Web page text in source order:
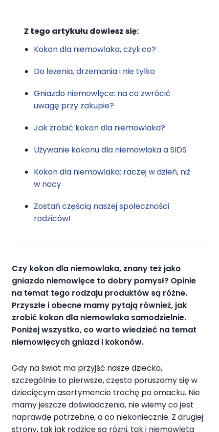
Z tego artykułu dowiesz się:
Kokon dla niemowlaka, czyli co?
Do leżenia, drzemania i nie tylko
Gniazdo niemowlęce: na co zwrócić
uwagę przy zakupie?
Jak zrobić kokon dla niemowlaka?
Używanie kokonu dla niemowlaka a SIDS
Kokon dla niemowlaka: raczej w dzień, niż
w nocy
Zostań częścią naszej społeczności
rodziców!
Czy kokon dla niemowlaka, znany też jako
gniazdo niemowlęce to dobry pomysł? Opinie
na temat tego rodzaju produktów są różne.
Przyszłe i obecne mamy pytają również, jak
zrobić kokon dla niemowlaka samodzielnie.
Poniżej wszystko, co warto wiedzieć na temat
niemowlęcych gniazd i kokonów.
Gdy na świat ma przyjść nasze dziecko,
szczególnie to pierwsze, często poruszamy się w
dziecięcym asortymencie trochę po omacku. Nie
mamy jeszcze doświadczenia, nie wiemy co jest
naprawdę potrzebne, a co niekoniecznie. Z drugiej
strony, tak jak rodzice są różni, tak i niemowlęta